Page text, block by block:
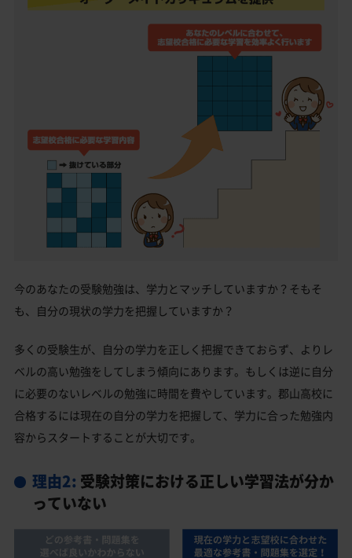
今のあなたの受験勉強は、学力とマッチしていますか？そもそ
も、自分の現状の学力を把握していますか？
多くの受験生が、自分の学力を正しく把握できておらず、よりレ
ベルの高い勉強をしてしまう傾向にあります。もしくは逆に自分
に必要のないレベルの勉強に時間を費やしています。郡山高校に
合格するには現在の自分の学力を把握して、学力に合った勉強内
容からスタートすることが大切です。
理由2: 受験対策における正しい学習法が分か
っていない